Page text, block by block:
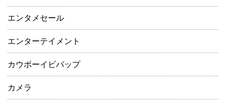
エンタメセール
エンターテイメント
カウボーイビバップ
カメラ